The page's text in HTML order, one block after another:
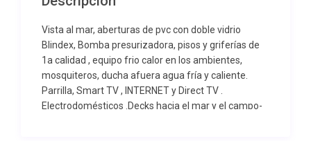
Vista al mar, aberturas de pvc con doble vidrio
Blindex, Bomba presurizadora, pisos y griferías de
1a calidad , equipo frio calor en los ambientes,
mosquiteros, ducha afuera agua fría y caliente.
Parrilla, Smart TV , INTERNET y Direct TV .
Electrodomésticos .Decks hacia el mar y el campo-